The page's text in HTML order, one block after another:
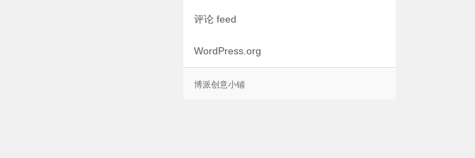
评论 feed
WordPress.org